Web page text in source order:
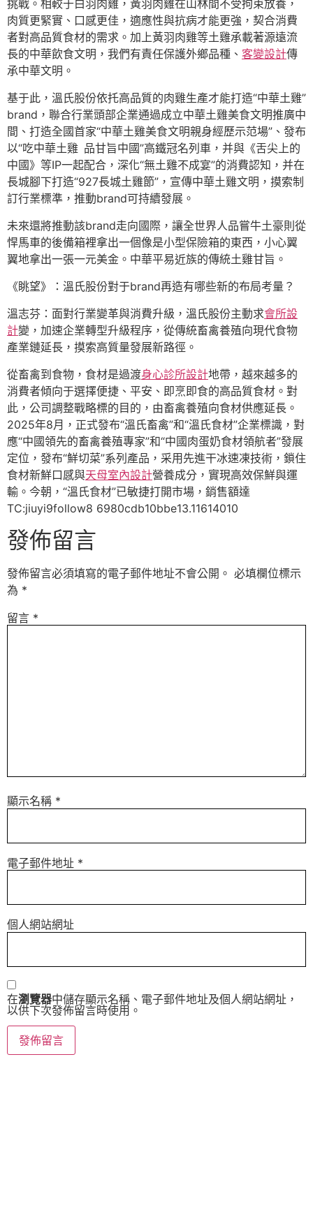
挑戰。相較于白羽肉雞，黃羽肉雞在山林間不受拘束放養，
肉質更緊實、口感更佳，適應性與抗病才能更強，契合消費
者對高品質食材的需求。加上黃羽肉雞等土雞承載著源遠流
長的中華飲食文明，我們有責任保護外鄉品種、 客變設計傳
承中華文明。
基于此，溫氏股份依托高品質的肉雞生產才能打造“中華土雞”
brand，聯合行業頭部企業通過成立中華土雞美食文明推廣中
間、打造全國首家“中華土雞美食文明親身經歷示范場”、發布
以“吃中華土雞 品甘旨中國”高鐵冠名列車，并與《舌尖上的
中國》等IP一起配合，深化“無土雞不成宴”的消費認知，并在
長城腳下打造“927長城土雞節”，宣傳中華土雞文明，摸索制
訂行業標準，推動brand可持續發展。
未來還將推動該brand走向國際，讓全世界人品嘗牛土豪則從
悍馬車的後備箱裡拿出一個像是小型保險箱的東西，小心翼
翼地拿出一張一元美金。中華平易近族的傳統土雞甘旨。
《眺望》：溫氏股份對于brand再造有哪些新的布局考量？
溫志芬：面對行業變革與消費升級，溫氏股份主動求會所設
計變，加速企業轉型升級程序，從傳統畜禽養殖向現代食物
產業鏈延長，摸索高質量發展新路徑。
從畜禽到食物，食材是過渡身心診所設計地帶，越來越多的
消費者傾向于選擇便捷、平安、即烹即食的高品質食材。對
此，公司調整戰略標的目的，由畜禽養殖向食材供應延長。
2025年8月，正式發布“溫氏畜禽”和“溫氏食材”企業標識，對
應“中國領先的畜禽養殖專家”和“中國肉蛋奶食材領航者”發展
定位，發布“鮮切菜”系列產品，采用先進干冰速凍技術，鎖住
食材新鮮口感與天母室內設計營養成分，實現高效保鮮與運
輸。今朝，“溫氏食材”已敏捷打開市場，銷售額達
TC:jiuyi9follow8 6980cdb10bbe13.11614010
發佈留言
發佈留言必須填寫的電子郵件地址不會公開。 必填欄位標示
為 *
留言 *
顯示名稱 *
電子郵件地址 *
個人網站網址
在瀏覽器中儲存顯示名稱、電子郵件地址及個人網站網址，
以供下次發佈留言時使用。